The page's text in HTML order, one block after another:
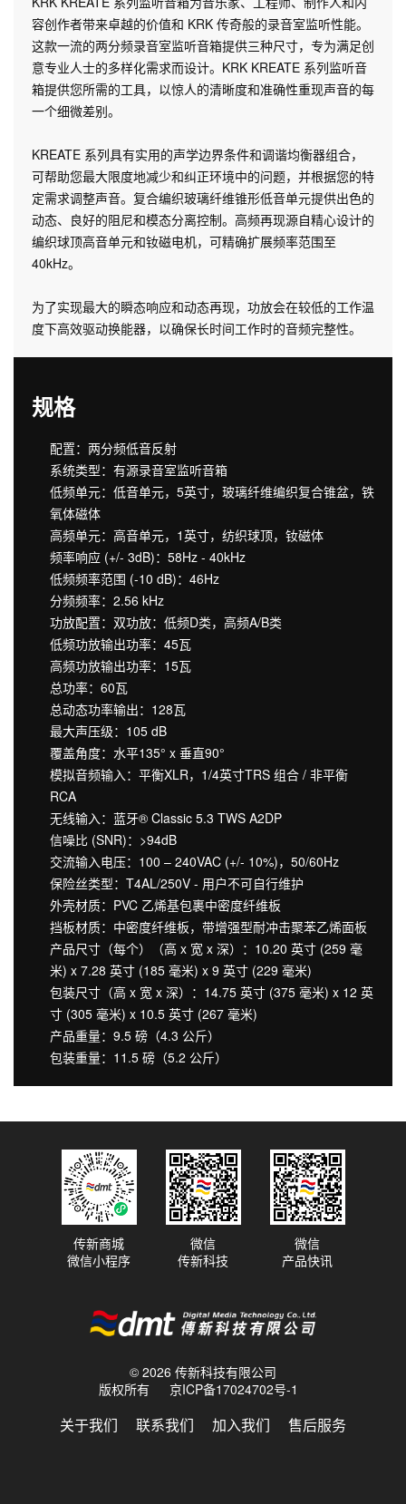
容创作者带来卓越的价值和 KRK 传奇般的录音室监听性能。
这款一流的两分频录音室监听音箱提供三种尺寸，专为满足创
意专业人士的多样化需求而设计。KRK KREATE 系列监听音
箱提供您所需的工具，以惊人的清晰度和准确性重现声音的每
一个细微差别。
KREATE 系列具有实用的声学边界条件和调谐均衡器组合，
可帮助您最大限度地减少和纠正环境中的问题，并根据您的特
定需求调整声音。复合编织玻璃纤维锥形低音单元提供出色的
动态、良好的阻尼和模态分离控制。高频再现源自精心设计的
编织球顶高音单元和钕磁电机，可精确扩展频率范围至
40kHz。
为了实现最大的瞬态响应和动态再现，功放会在较低的工作温
度下高效驱动换能器，以确保长时间工作时的音频完整性。
规格
配置：两分频低音反射
系统类型：有源录音室监听音箱
低频单元：低音单元，5英寸，玻璃纤维编织复合锥盆，铁
氧体磁体
高频单元：高音单元，1英寸，纺织球顶，钕磁体
频率响应 (+/- 3dB)：58Hz - 40kHz
低频频率范围 (-10 dB)：46Hz
分频频率：2.56 kHz
功放配置：双功放：低频D类，高频A/B类
低频功放输出功率：45瓦
高频功放输出功率：15瓦
总功率：60瓦
总动态功率输出：128瓦
最大声压级：105 dB
覆盖角度：水平135° x 垂直90°
模拟音频输入：平衡XLR，1/4英寸TRS 组合 / 非平衡
RCA
无线输入：蓝牙® Classic 5.3 TWS A2DP
信噪比 (SNR)：>94dB
交流输入电压：100 – 240VAC (+/- 10%)，50/60Hz
保险丝类型：T4AL/250V - 用户不可自行维护
外壳材质：PVC 乙烯基包裹中密度纤维板
挡板材质：中密度纤维板，带增强型耐冲击聚苯乙烯面板
产品尺寸（每个）（高 x 宽 x 深）：10.20 英寸 (259 毫
米) x 7.28 英寸 (185 毫米) x 9 英寸 (229 毫米)
包装尺寸（高 x 宽 x 深）：14.75 英寸 (375 毫米) x 12 英
寸 (305 毫米) x 10.5 英寸 (267 毫米)
产品重量：9.5 磅（4.3 公斤）
包装重量：11.5 磅（5.2 公斤）
© 2026 传新科技有限公司
版权所有
京ICP备17024702号-1
关于我们 联系我们 加入我们 售后服务
传新商城
微信小程序
微信
传新科技
微信
产品快讯